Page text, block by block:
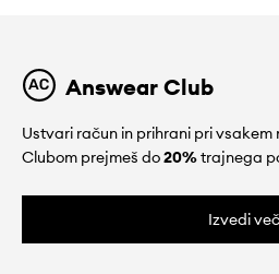
Answear Club
Ustvari račun in prihrani pri vsakem
Clubom prejmeš do20%trajnega
Izvedi več